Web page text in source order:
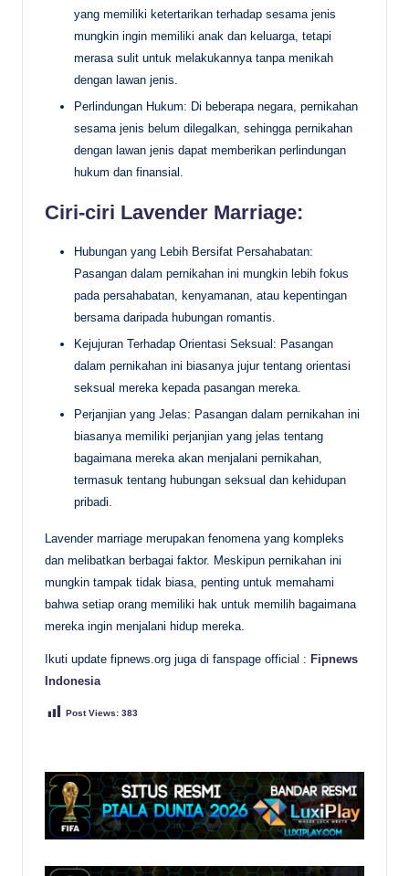
yang memiliki ketertarikan terhadap sesama jenis
mungkin ingin memiliki anak dan keluarga, tetapi
merasa sulit untuk melakukannya tanpa menikah
dengan lawan jenis.
Perlindungan Hukum: Di beberapa negara, pernikahan
sesama jenis belum dilegalkan, sehingga pernikahan
dengan lawan jenis dapat memberikan perlindungan
hukum dan finansial.
Ciri-ciri Lavender Marriage:
Hubungan yang Lebih Bersifat Persahabatan:
Pasangan dalam pernikahan ini mungkin lebih fokus
pada persahabatan, kenyamanan, atau kepentingan
bersama daripada hubungan romantis.
Kejujuran Terhadap Orientasi Seksual: Pasangan
dalam pernikahan ini biasanya jujur tentang orientasi
seksual mereka kepada pasangan mereka.
Perjanjian yang Jelas: Pasangan dalam pernikahan ini
biasanya memiliki perjanjian yang jelas tentang
bagaimana mereka akan menjalani pernikahan,
termasuk tentang hubungan seksual dan kehidupan
pribadi.
Lavender marriage merupakan fenomena yang kompleks
dan melibatkan berbagai faktor. Meskipun pernikahan ini
mungkin tampak tidak biasa, penting untuk memahami
bahwa setiap orang memiliki hak untuk memilih bagaimana
mereka ingin menjalani hidup mereka.
Ikuti update fipnews.org juga di fanspage official : Fipnews
Indonesia
Post Views: 383